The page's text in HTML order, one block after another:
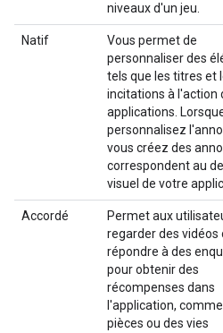
niveaux d'un jeu.
Natif
Vous permet de
personnaliser des
tels que les titres et
incitations à l'action
applications.
personnalisez
vous créez des
correspondent au
visuel de votre
Accordé
Permet aux
regarder des vidéos
répondre à des
pour obtenir des
récompenses dans
l'application,
pièces ou des vies